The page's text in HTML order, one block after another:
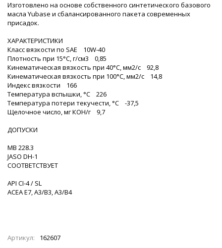
Изготовлено на основе собственного синтетического базового
масла Yubase и сбалансированного пакета современных
присадок.
ХАРАКТЕРИСТИКИ
Класс вязкости по SAE 10W-40
Плотность при 15°C, г/см3 0,85
Кинематическая вязкость при 40°С, мм2/с 92,8
Кинематическая вязкость при 100°С, мм2/с 14,8
Индекс вязкости 166
Температура вспышки, °С 226
Температура потери текучести, °С -37,5
Щелочное число, мг КОН/г 9,7
ДОПУСКИ
MB 228.3
JASO DH-1
СООТВЕТСТВУЕТ
API CI-4 / SL
ACEA E7, A3/B3, A3/B4
Артикул: 162607